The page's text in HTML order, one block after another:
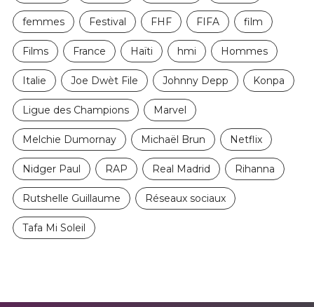
femmes Festival FHF FIFA film
Films France Haïti hmi Hommes
Italie Joe Dwèt File Johnny Depp Konpa
Ligue des Champions Marvel
Melchie Dumornay Michaël Brun Netflix
Nidger Paul RAP Real Madrid Rihanna
Rutshelle Guillaume Réseaux sociaux
Tafa Mi Soleil